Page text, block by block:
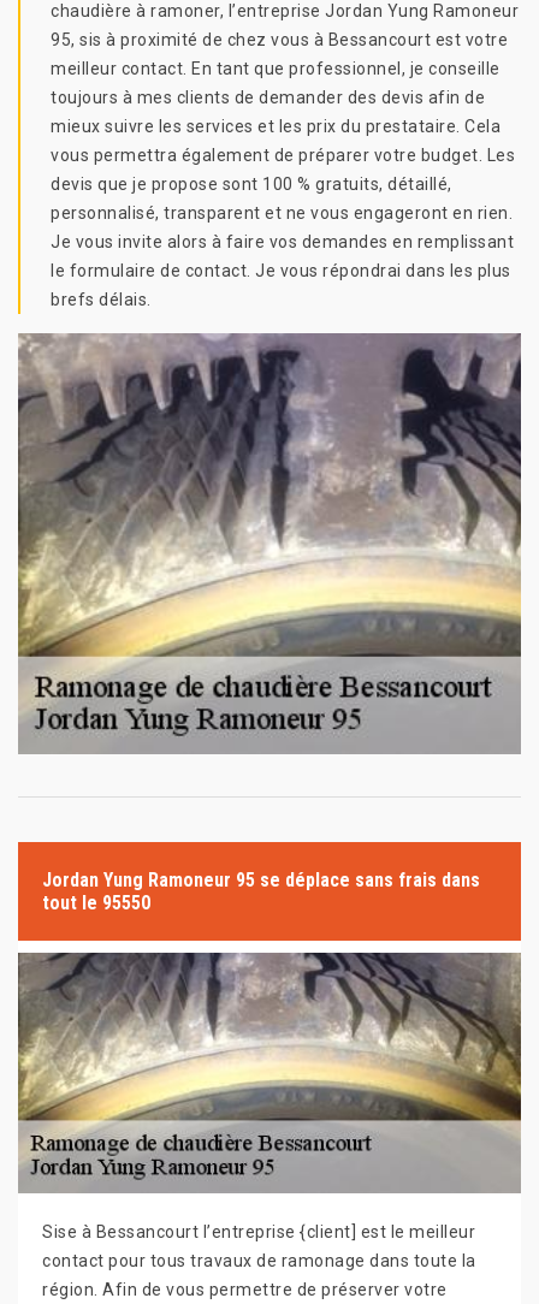
chaudière à ramoner, l’entreprise Jordan Yung Ramoneur
95, sis à proximité de chez vous à Bessancourt est votre
meilleur contact. En tant que professionnel, je conseille
toujours à mes clients de demander des devis afin de
mieux suivre les services et les prix du prestataire. Cela
vous permettra également de préparer votre budget. Les
devis que je propose sont 100 % gratuits, détaillé,
personnalisé, transparent et ne vous engageront en rien.
Je vous invite alors à faire vos demandes en remplissant
le formulaire de contact. Je vous répondrai dans les plus
brefs délais.
Jordan Yung Ramoneur 95 se déplace sans frais dans
tout le 95550
Sise à Bessancourt l’entreprise {client] est le meilleur
contact pour tous travaux de ramonage dans toute la
région. Afin de vous permettre de préserver votre